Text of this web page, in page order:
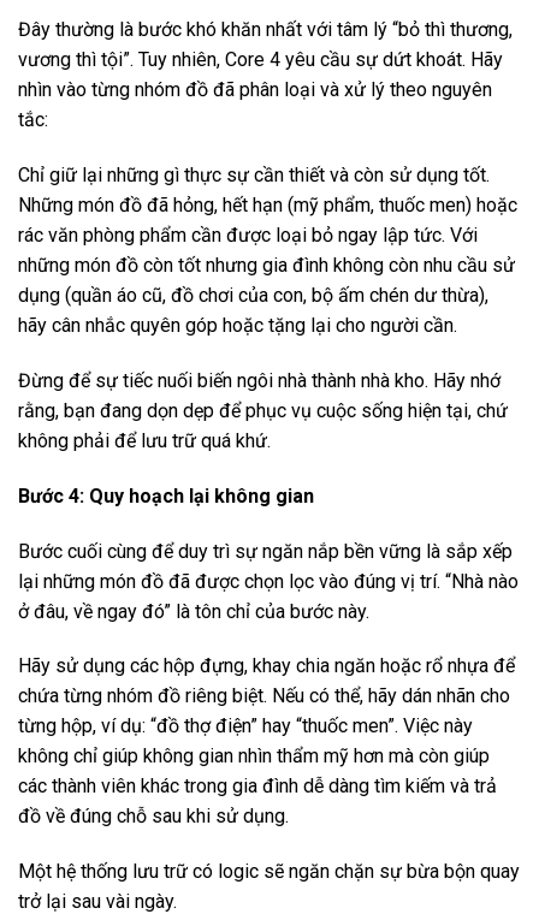
Đây thường là bước khó khăn nhất với tâm lý “bỏ thì thương,
vương thì tội”. Tuy nhiên, Core 4 yêu cầu sự dứt khoát. Hãy
nhìn vào từng nhóm đồ đã phân loại và xử lý theo nguyên
tắc:
Chỉ giữ lại những gì thực sự cần thiết và còn sử dụng tốt.
Những món đồ đã hỏng, hết hạn (mỹ phẩm, thuốc men) hoặc
rác văn phòng phẩm cần được loại bỏ ngay lập tức. Với
những món đồ còn tốt nhưng gia đình không còn nhu cầu sử
dụng (quần áo cũ, đồ chơi của con, bộ ấm chén dư thừa),
hãy cân nhắc quyên góp hoặc tặng lại cho người cần.
Đừng để sự tiếc nuối biến ngôi nhà thành nhà kho. Hãy nhớ
rằng, bạn đang dọn dẹp để phục vụ cuộc sống hiện tại, chứ
không phải để lưu trữ quá khứ.
Bước 4: Quy hoạch lại không gian
Bước cuối cùng để duy trì sự ngăn nắp bền vững là sắp xếp
lại những món đồ đã được chọn lọc vào đúng vị trí. “Nhà nào
ở đâu, về ngay đó” là tôn chỉ của bước này.
Hãy sử dụng các hộp đựng, khay chia ngăn hoặc rổ nhựa để
chứa từng nhóm đồ riêng biệt. Nếu có thể, hãy dán nhãn cho
từng hộp, ví dụ: “đồ thợ điện” hay “thuốc men”. Việc này
không chỉ giúp không gian nhìn thẩm mỹ hơn mà còn giúp
các thành viên khác trong gia đình dễ dàng tìm kiếm và trả
đồ về đúng chỗ sau khi sử dụng.
Một hệ thống lưu trữ có logic sẽ ngăn chặn sự bừa bộn quay
trở lại sau vài ngày.